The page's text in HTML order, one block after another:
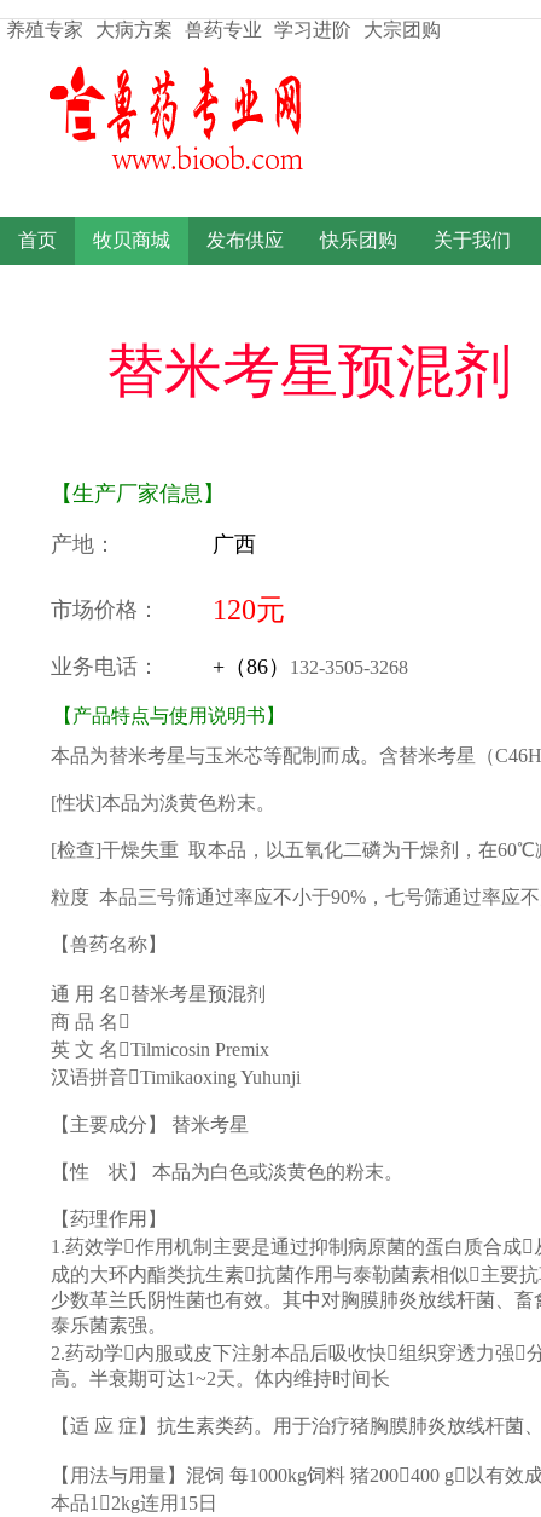
养殖专家 大病方案 兽药专业 学习进阶 大宗团购
首页 牧贝商城 发布供应 快乐团购 关于我们
替米考星预混剂
【生产厂家信息】
产地： 广西
市场价格： 120元
业务电话： +（86） 132-3505-3268
【产品特点与使用说明书】
本品为替米考星与玉米芯等配制而成。含替米考星（
[性状]本品为淡黄色粉末。
[检查]干燥失重 取本品，以五氧化二磷为干燥剂，在
粒度 本品三号筛通过率应不小于90%，七号筛通过率应
【兽药名称】
通 用 名替米考星预混剂
商 品 名
英 文 名Tilmicosin Premix
汉语拼音Timikaoxing Yuhunji
【主要成分】 替米考星
【性 状】 本品为白色或淡黄色的粉末。
【药理作用】
1.药效学作用机制主要是通过抑制病原菌的蛋白质合成
成的大环内酯类抗生素抗菌作用与泰勒菌素相似主要
少数革兰氏阴性菌也有效。其中对胸膜肺炎放线杆菌、
泰乐菌素强。
2.药动学内服或皮下注射本品后吸收快组织穿透力强
高。半衰期可达1~2天。体内维持时间长
【适 应 症】抗生素类药。用于治疗猪胸膜肺炎放线杆菌
【用法与用量】混饲 每1000kg饲料 猪200400 g以有效
本品12kg连用15日